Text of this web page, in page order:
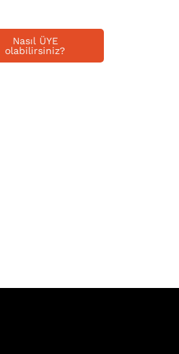
Nasıl ÜYE
olabilirsiniz?